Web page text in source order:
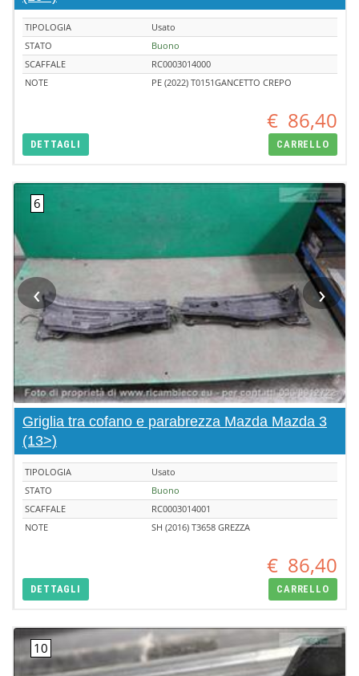
TIPOLOGIA
Usato
STATO
Buono
SCAFFALE
RC0003014000
NOTE
PE (2022) T0151GANCETTO CREPO
€ 86,40
DETTAGLI CARRELLO
‹ ›
Griglia tra cofano e parabrezza Mazda Mazda 3
(13>)
TIPOLOGIA
Usato
STATO
Buono
SCAFFALE
RC0003014001
NOTE
SH (2016) T3658 GREZZA
€ 86,40
DETTAGLI CARRELLO